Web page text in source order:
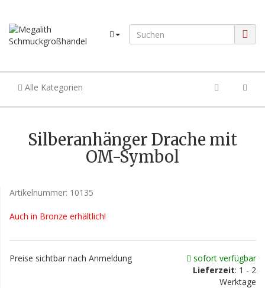
Alle Kategorien
Silberanhänger Drache mit
OM-Symbol
Artikelnummer: 10135
Auch in Bronze erhältlich!
Preise sichtbar nach Anmeldung
sofort verfügbar
Lieferzeit: 1 - 2
Werktage